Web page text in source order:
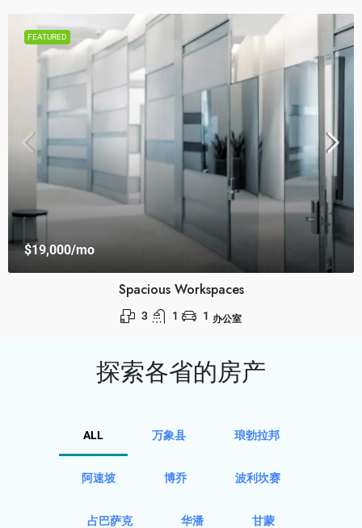
FEATURED 销售
$4,540,000
$3,700/sq ft
Land Parcel
4 2 1
探索各省的房产
ALL 万象县 琅勃拉邦
阿速坡 博乔 波利坎赛
占巴萨克 华潘 甘蒙